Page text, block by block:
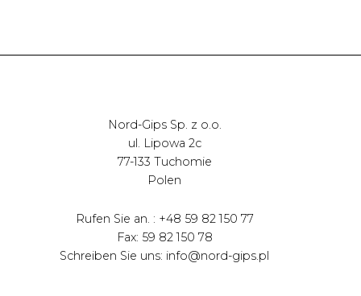
Nord-Gips Sp. z o.o.
ul. Lipowa 2c
77-133 Tuchomie
Polen
Rufen Sie an. : +48 59 82 150 77
Fax: 59 82 150 78
Schreiben Sie uns: info@nord-gips.pl